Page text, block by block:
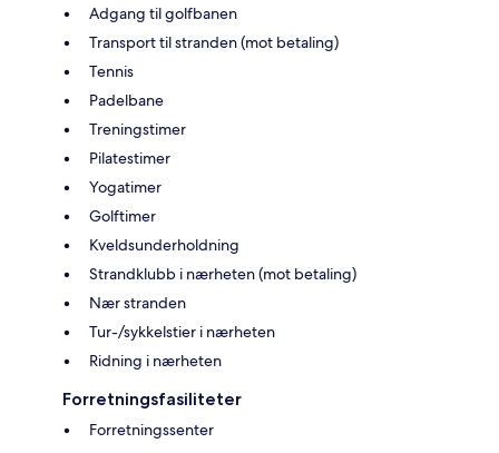
Adgang til golfbanen
Transport til stranden (mot betaling)
Tennis
Padelbane
Treningstimer
Pilatestimer
Yogatimer
Golftimer
Kveldsunderholdning
Strandklubb i nærheten (mot betaling)
Nær stranden
Tur-/sykkelstier i nærheten
Ridning i nærheten
Forretningsfasiliteter
Forretningssenter